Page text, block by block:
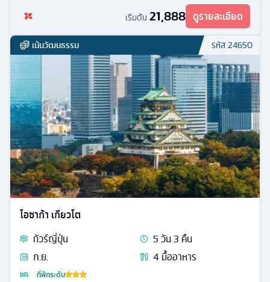
เริ่มต้น 21,888 ดูรายละเอียด
เน้นวัฒนธรรม รหัส24650
โอซาก้า เกียวโต
ทัวร์ญี่ปุ่น 5วัน3 คืน
ก.ย.
4 มื้ออาหาร
ที่พักระดับ